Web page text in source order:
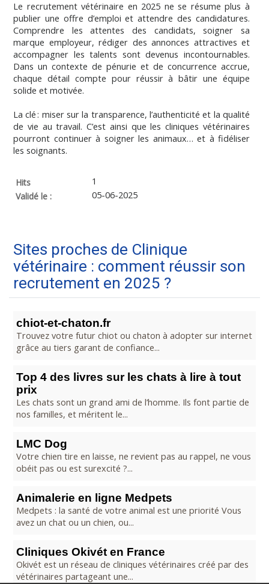
Le recrutement vétérinaire en 2025 ne se résume plus à
publier une offre d’emploi et attendre des candidatures.
Comprendre les attentes des candidats, soigner sa
marque employeur, rédiger des annonces attractives et
accompagner les talents sont devenus incontournables.
Dans un contexte de pénurie et de concurrence accrue,
chaque détail compte pour réussir à bâtir une équipe
solide et motivée.
La clé : miser sur la transparence, l’authenticité et la qualité
de vie au travail. C’est ainsi que les cliniques vétérinaires
pourront continuer à soigner les animaux… et à fidéliser
les soignants.
Hits
1
Validé le :
05-06-2025
Sites proches de Clinique
vétérinaire : comment réussir son
recrutement en 2025 ?
chiot-et-chaton.fr
Trouvez votre futur chiot ou chaton à adopter sur internet
grâce au tiers garant de confiance...
Top 4 des livres sur les chats à lire à tout
prix
Les chats sont un grand ami de l’homme. Ils font partie de
nos familles, et méritent le...
LMC Dog
Votre chien tire en laisse, ne revient pas au rappel, ne vous
obéit pas ou est surexcité ?...
Animalerie en ligne Medpets
Medpets : la santé de votre animal est une priorité Vous
avez un chat ou un chien, ou...
Cliniques Okivét en France
Okivét est un réseau de cliniques vétérinaires créé par des
vétérinaires partageant une...